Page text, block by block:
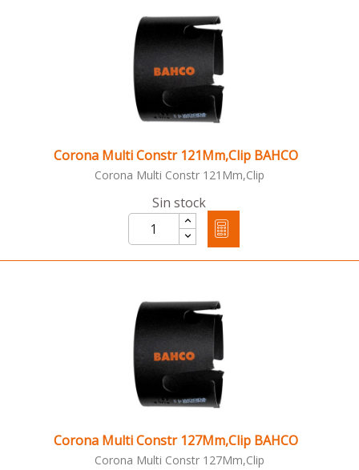
Corona Multi Constr 121Mm,Clip BAHCO
Corona Multi Constr 121Mm,Clip
Sin stock
Corona Multi Constr 127Mm,Clip BAHCO
Corona Multi Constr 127Mm,Clip